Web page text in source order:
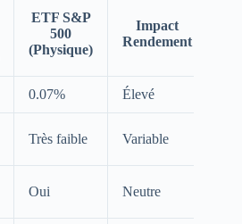
ETF S&P
500
(Physique)
Impact
Rendement
0.07% Élevé
Très faible Variable
Oui Neutre